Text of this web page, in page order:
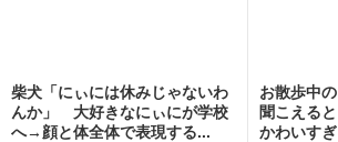
柴犬「にぃには休みじゃないわ
んか」 大好きなにぃにが学校
へ→顔と体全体で表現する...
お散歩中
聞こえる
かわいす